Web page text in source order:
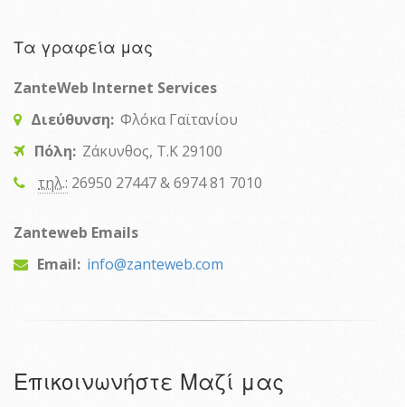
Τα γραφεία μας
ZanteWeb Internet Services
Διεύθυνση: Φλόκα Γαϊτανίου
Πόλη: Ζάκυνθος, T.K 29100
τηλ.: 26950 27447 & 6974 81 7010
Zanteweb Emails
Email: info@zanteweb.com
Επικοινωνήστε Μαζί μας